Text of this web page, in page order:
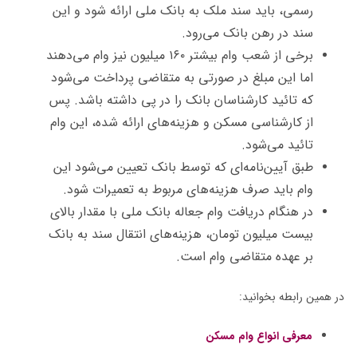
رسمی، باید سند ملک به بانک ملی ارائه شود و این
سند در رهن بانک می‌رود.
برخی از شعب وام بیشتر ۱۶۰ میلیون نیز وام می‌دهند
اما این مبلغ در صورتی به متقاضی پرداخت می‌شود
که تائید کارشناسان بانک را در پی داشته باشد. پس
از کارشناسی مسکن و هزینه‌های ارائه شده، این وام
تائید می‌شود.
طبق آیین‌نامه‌ای که توسط بانک تعیین می‌شود این
وام باید صرف هزینه‌های مربوط به تعمیرات شود.
در هنگام دریافت وام جعاله بانک ملی با مقدار بالای
بیست میلیون تومان، هزینه‌های انتقال سند به بانک
بر عهده متقاضی وام است.
در همین رابطه بخوانید:
معرفی انواع وام مسکن